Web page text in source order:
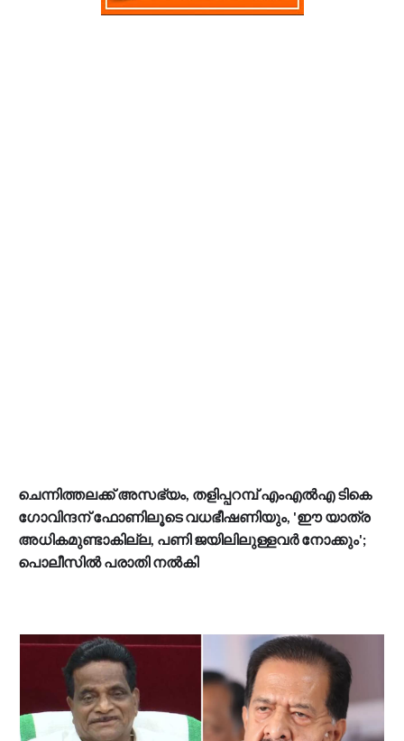
ചെന്നിത്തലക്ക് അസഭ്യം, തളിപ്പറമ്പ് എംഎൽഎ ടികെ
ഗോവിന്ദന് ഫോണിലൂടെ വധഭീഷണിയും, 'ഈ യാത്ര
അധികമുണ്ടാകില്ല, പണി ജയിലിലുള്ളവർ നോക്കും';
പൊലീസിൽ പരാതി നൽകി